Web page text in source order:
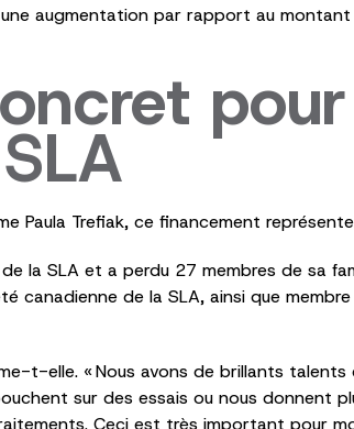
augmentation par rapport au
Paula Trefiak, ce financement
la SLA et a perdu 27 membres de sa
canadienne de la SLA, ainsi que
t-elle. « Nous avons de brillants
sur des essais ou nous donnent
Ceci est très important pour